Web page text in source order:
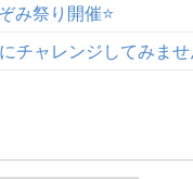
み祭り開催⭐️
チャレンジしてみませ